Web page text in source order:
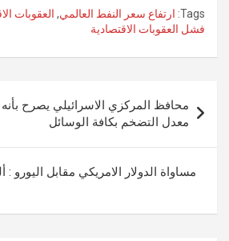
Tags: ارتفاع سعر النفط العالمي, العقوبات
فشل العقوبات الاقتصادية
المقالات
محافظ المركزي الاسرائيلي يصرح
معدل التضخم بكافة الوسائل
مساواة الدولار الامريكي مقابل اليورو :